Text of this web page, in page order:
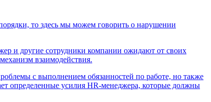
то здесь мы можем говорить о нарушении
и другие сотрудники компании ожидают от своих
взаимодействия.
с выполнением обязанностей по работе, но также
определенные усилия HR-менеджера, которые должны